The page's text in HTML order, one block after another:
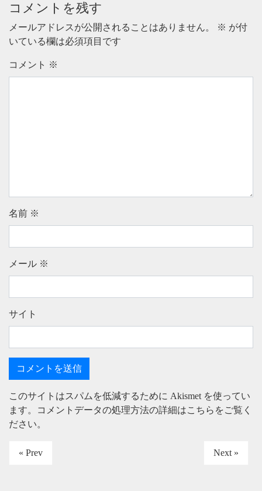
コメントを残す
メールアドレスが公開されることはありません。 ※ が付
いている欄は必須項目です
コメント ※
名前 ※
メール ※
サイト
このサイトはスパムを低減するために Akismet を使ってい
ます。
コメントデータの処理方法の詳細はこちらをご覧く
ださい。
« Prev Next »